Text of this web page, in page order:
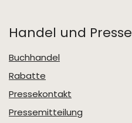
Handel und Presse
Buchhandel
Rabatte
Pressekontakt
Pressemitteilung